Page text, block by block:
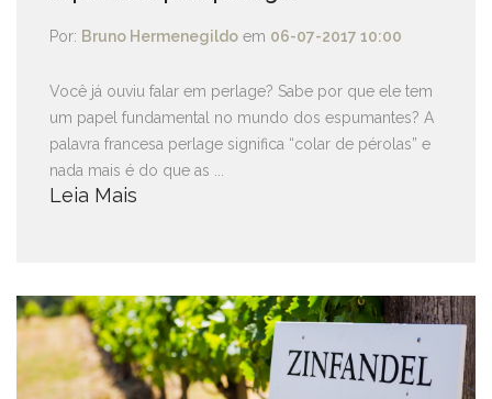
Por: Bruno Hermenegildo em 06-07-2017 10:00
Você já ouviu falar em perlage? Sabe por que ele tem
um papel fundamental no mundo dos espumantes? A
palavra francesa perlage significa “colar de pérolas” e
nada mais é do que as ...
Leia Mais